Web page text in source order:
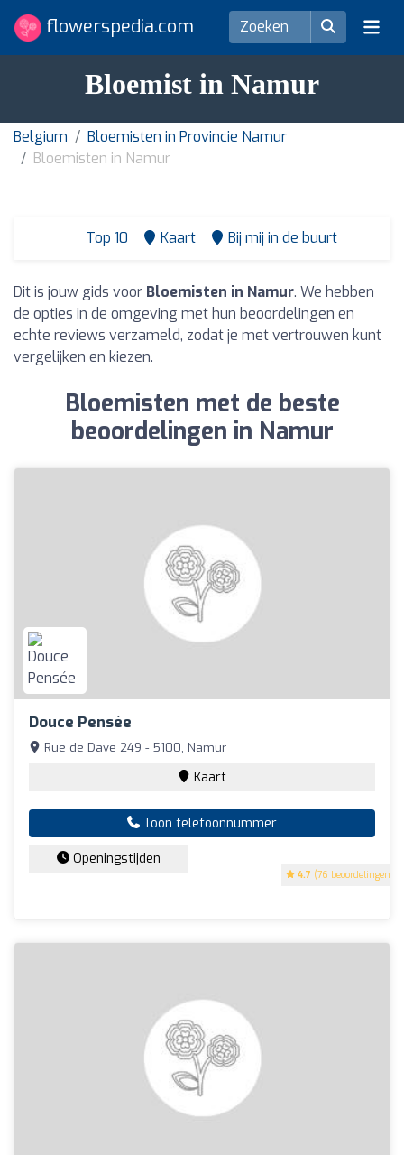
flowerspedia.com
Bloemist in Namur
Belgium
Bloemisten in Provincie Namur
Bloemisten in Namur
Top 10 Kaart Bij mij in de buurt
Dit is jouw gids voor Bloemisten in Namur. We hebben
de opties in de omgeving met hun beoordelingen en
echte reviews verzameld, zodat je met vertrouwen kunt
vergelijken en kiezen.
Bloemisten met de beste
beoordelingen in Namur
Douce Pensée
4.7 (76 beoordelingen)
Rue de Dave 249 - 5100, Namur
Kaart
Toon telefoonnummer
Openingstijden